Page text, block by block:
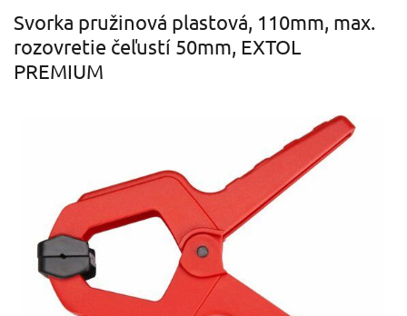
Svorka pružinová plastová, 110mm, max.
rozovretie čeľustí 50mm, EXTOL
PREMIUM